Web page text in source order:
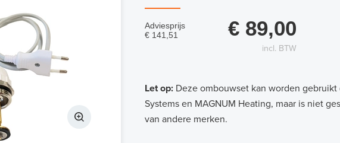
Adviesprijs
€ 141,51
€ 89,00
incl. BTW
Let op: Deze ombouwset kan worden gebruikt
Systems en MAGNUM Heating, maar is niet
van andere merken.